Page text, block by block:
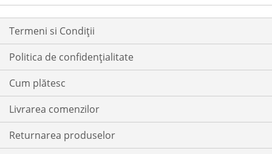
Termeni si Condiții
Politica de confidențialitate
Cum plătesc
Livrarea comenzilor
Returnarea produselor